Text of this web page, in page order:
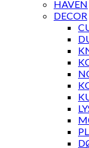
HAVEN
DECOR